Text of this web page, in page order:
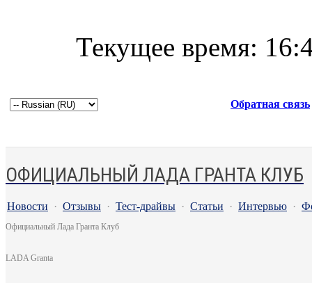
Текущее время:
Обратная связь
ОФИЦИАЛЬНЫЙ ЛАДА ГРАНТА КЛУБ
Новости · Отзывы · Тест-драйвы · Статьи · Интервью ·
Официальный Лада Гранта Клуб
LADA Granta